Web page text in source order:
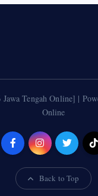
Tengah Online] |
Online
Back to Top